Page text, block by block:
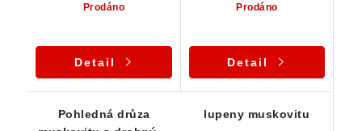
Prodáno
Detail
Prodáno
Detail
Pohledná drůza
lupeny muskovitu